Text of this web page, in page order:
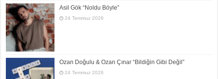
Asil Gök “Noldu Böyle”
24 Temmuz 2026
Ozan Doğulu & Ozan Çınar “Bildiğin Gibi Değil”
24 Temmuz 2026